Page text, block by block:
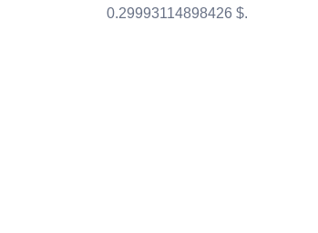
0.29993114898426 $.